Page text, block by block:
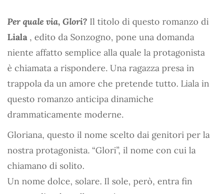
Per quale via, Glori? Il titolo di questo romanzo di
Liala , edito da Sonzogno, pone una domanda
niente affatto semplice alla quale la protagonista
è chiamata a rispondere. Una ragazza presa in
trappola da un amore che pretende tutto. Liala in
questo romanzo anticipa dinamiche
drammaticamente moderne.
Gloriana, questo il nome scelto dai genitori per la
nostra protagonista. “Glori”, il nome con cui la
chiamano di solito.
Un nome dolce, solare. Il sole, però, entra fin